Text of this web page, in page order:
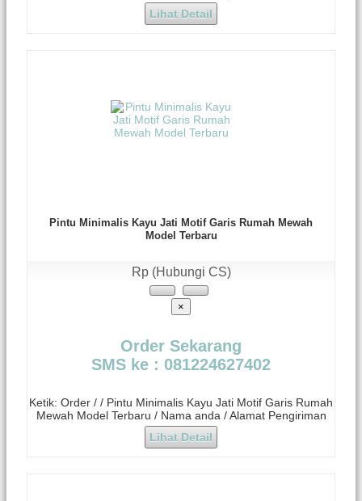
Lihat Detail
Pintu Minimalis Kayu Jati Motif Garis Rumah Mewah
Model Terbaru
Rp (Hubungi CS)
×
Order Sekarang
SMS ke : 081224627402
Ketik: Order / / Pintu Minimalis Kayu Jati Motif Garis Rumah
Mewah Model Terbaru / Nama anda / Alamat Pengiriman
Lihat Detail